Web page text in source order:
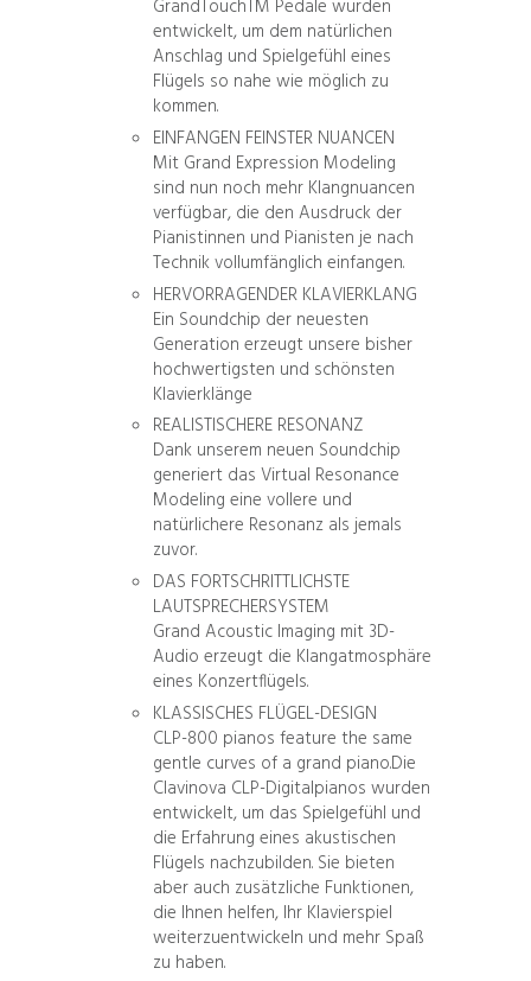
GrandTouchTM Pedale wurden
entwickelt, um dem natürlichen
Anschlag und Spielgefühl eines
Flügels so nahe wie möglich zu
kommen.
EINFANGEN FEINSTER NUANCEN
Mit Grand Expression Modeling
sind nun noch mehr Klangnuancen
verfügbar, die den Ausdruck der
Pianistinnen und Pianisten je nach
Technik vollumfänglich einfangen.
HERVORRAGENDER KLAVIERKLANG
Ein Soundchip der neuesten
Generation erzeugt unsere bisher
hochwertigsten und schönsten
Klavierklänge
REALISTISCHERE RESONANZ
Dank unserem neuen Soundchip
generiert das Virtual Resonance
Modeling eine vollere und
natürlichere Resonanz als jemals
zuvor.
DAS FORTSCHRITTLICHSTE
LAUTSPRECHERSYSTEM
Grand Acoustic Imaging mit 3D-
Audio erzeugt die Klangatmosphäre
eines Konzertflügels.
KLASSISCHES FLÜGEL-DESIGN
CLP-800 pianos feature the same
gentle curves of a grand piano.Die
Clavinova CLP-Digitalpianos wurden
entwickelt, um das Spielgefühl und
die Erfahrung eines akustischen
Flügels nachzubilden. Sie bieten
aber auch zusätzliche Funktionen,
die Ihnen helfen, Ihr Klavierspiel
weiterzuentwickeln und mehr Spaß
zu haben.